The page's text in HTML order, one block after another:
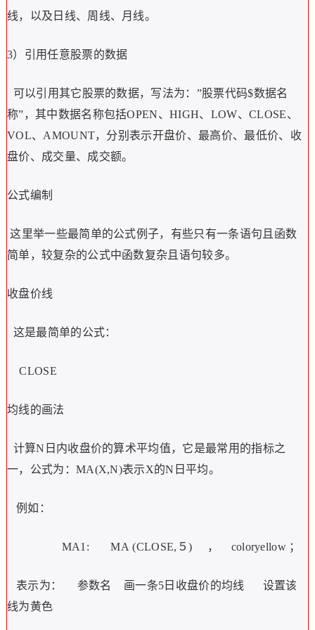
线，以及日线、周线、月线。
3）引用任意股票的数据
可以引用其它股票的数据，写法为：”股票代码$数据名
称”，其中数据名称包括OPEN、HIGH、LOW、CLOSE、
VOL、AMOUNT，分别表示开盘价、最高价、最低价、收
盘价、成交量、成交额。
公式编制
这里举一些最简单的公式例子，有些只有一条语句且函数
简单，较复杂的公式中函数复杂且语句较多。
收盘价线
这是最简单的公式：
CLOSE
均线的画法
计算N日内收盘价的算术平均值，它是最常用的指标之
一，公式为：MA(X,N)表示X的N日平均。
例如：
MA1: MA(CLOSE,５) ， coloryellow ；
表示为： 参数名 画一条5日收盘价的均线
设置该
线为黄色